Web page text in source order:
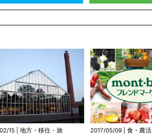
15 | 地方・移住・旅 2017/05/09 | 食・農活